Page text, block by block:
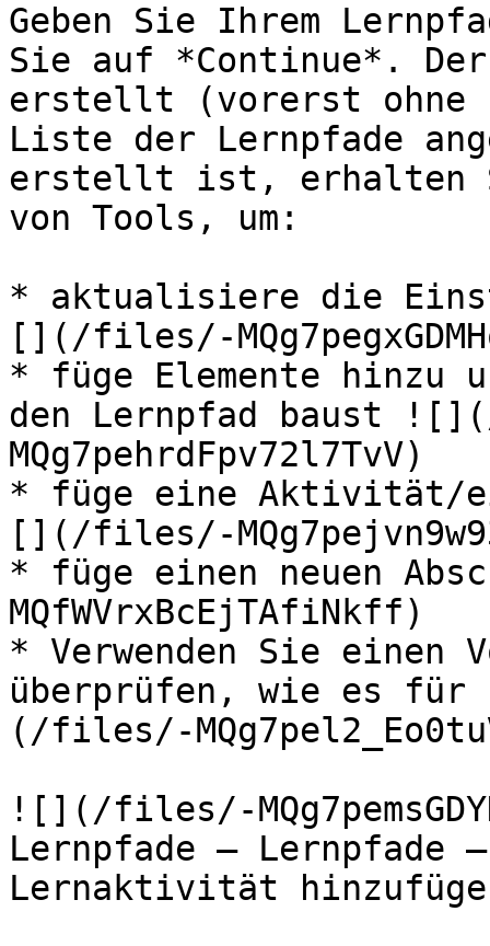
Geben Sie Ihrem
Sie auf *Continue*.
erstellt (vorerst
Liste der Lernpfade
erstellt ist, erhalten
von Tools, um:
* aktualisiere die
[](/files/-
* füge Elemente hinzu
den Lernpfad baust
MQg7pehrdFpv72l7TvV)
* füge eine Aktivität/
[](/files/-
* füge einen neuen
MQfWVrxBcEjTAfiNkff)
* Verwenden Sie einen
überprüfen, wie es für
(/files/-
![](/files/-
Lernpfade — Lernpfade
Lernaktivität